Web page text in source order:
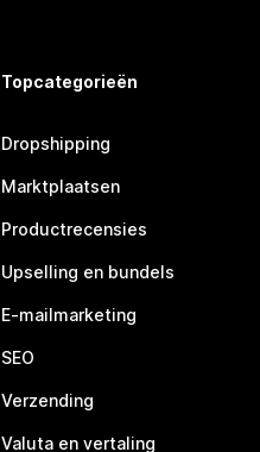
Topcategorieën
Dropshipping
Marktplaatsen
Productrecensies
Upselling en bundels
E-mailmarketing
SEO
Verzending
Valuta en vertaling